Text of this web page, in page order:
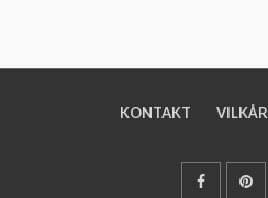
KONTAKT VILKÅR